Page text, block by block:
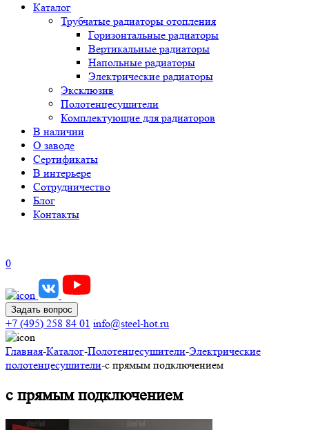
Каталог
Трубчатые радиаторы отопления
Горизонтальные радиаторы
Вертикальные радиаторы
Напольные радиаторы
Электрические радиаторы
Эксклюзив
Полотенцесушители
Комплектующие для радиаторов
В наличии
О заводе
Сертификаты
В интерьере
Сотрудничество
Блог
Контакты
0
Задать вопрос
+7 (495) 258 84 01 info@steel-hot.ru
Главная-Каталог-Полотенцесушители-Электрические
полотенцесушители-с прямым подключением
с прямым подключением